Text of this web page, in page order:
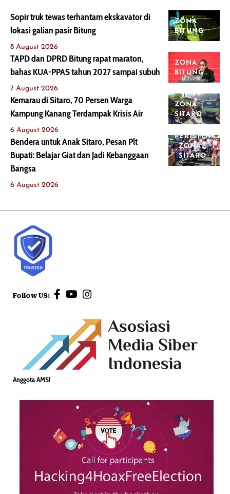
ZONA
BITUNG
Sopir truk tewas terhantam ekskavator di
lokasi galian pasir Bitung
8 August 2026
ZONA
BITUNG
TAPD dan DPRD Bitung rapat maraton,
bahas KUA-PPAS tahun 2027 sampai subuh
7 August 2026
ZONA
SITARO
Kemarau di Sitaro, 70 Persen Warga
Kampung Kanang Terdampak Krisis Air
6 August 2026
PERISTIWA
ZONA
SITARO
Bendera untuk Anak Sitaro, Pesan Plt
Bupati: Belajar Giat dan Jadi Kebanggaan
Bangsa
6 August 2026
Follow US:
Anggota AMSI